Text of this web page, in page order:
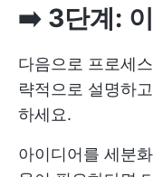
➡️ 3단계:
다음으로 프로세
략적으로 설명하
하세요.
아이디어를 세분